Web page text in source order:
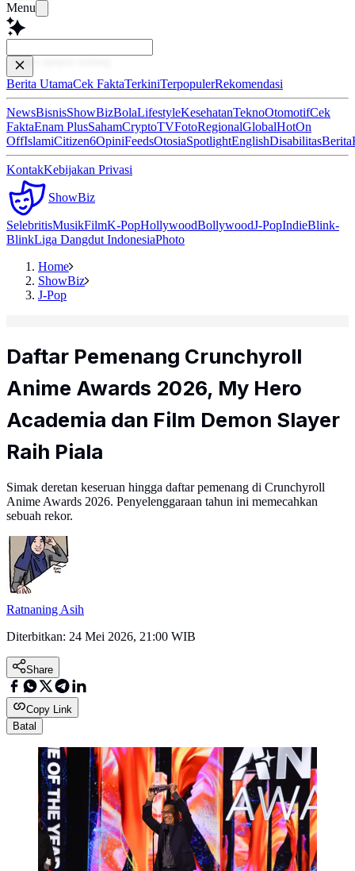
Menu
Baca l
Berita UtamaCek FaktaTerkiniTerpopulerRekomendasi
NewsBisnisShowBizBolaLifestyleKesehatanTeknoOtomotifCek
FaktaEnam PlusSahamCryptoTVFotoRegionalGlobalHotOn
OffIslamiCitizen6OpiniFeedsOtosiaSpotlightEnglishDisabilitasBerita
KontakKebijakan Privasi
ShowBiz
SelebritisMusikFilmK-PopHollywoodBollywoodJ-PopIndieBlink-
BlinkLiga Dangdut IndonesiaPhoto
Home
ShowBiz
J-Pop
Daftar Pemenang Crunchyroll
Anime Awards 2026, My Hero
Academia dan Film Demon Slayer
Raih Piala
Simak deretan keseruan hingga daftar pemenang di Crunchyroll
Anime Awards 2026. Penyelenggaraan tahun ini memecahkan
sebuah rekor.
Ratnaning Asih
Diterbitkan: 24 Mei 2026, 21:00 WIB
Share
Copy Link
Batal